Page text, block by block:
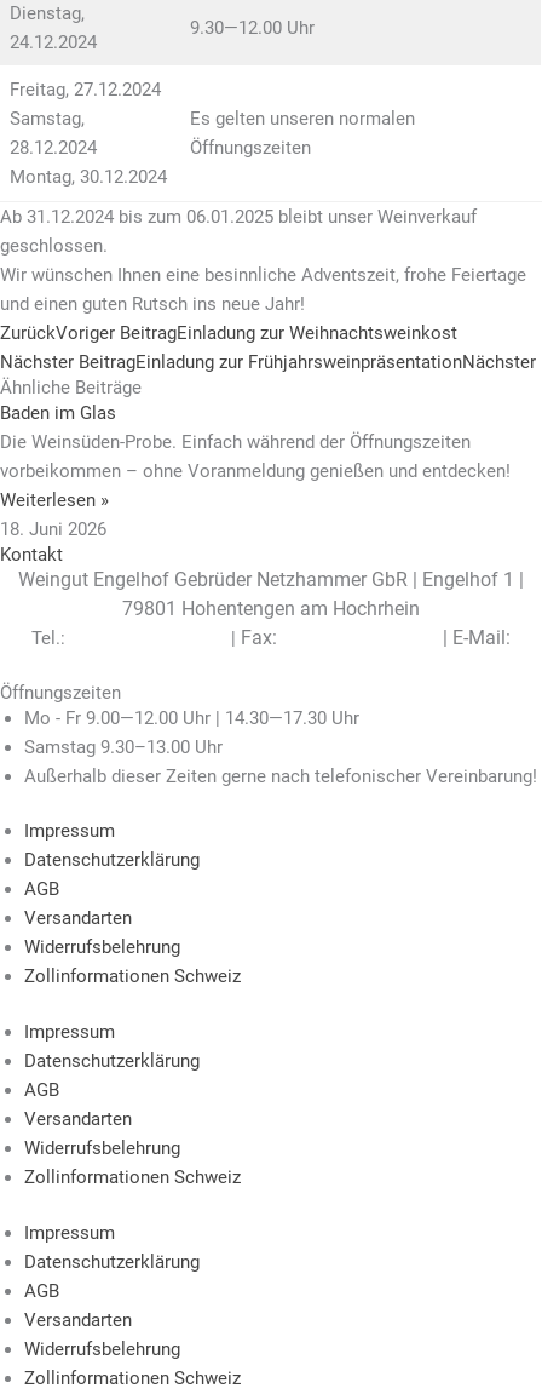
Dienstag,
24.12.2024
9.30—12.00 Uhr
Freitag, 27.12.2024
Samstag,
28.12.2024
Montag, 30.12.2024
Es gelten unseren normalen
Öffnungszeiten
Ab 31.12.2024 bis zum 06.01.2025 bleibt unser Weinverkauf
geschlossen.
Wir wünschen Ihnen eine besinnliche Adventszeit, frohe Feiertage
und einen guten Rutsch ins neue Jahr!
ZurückVoriger BeitragEinladung zur Weihnachtsweinkost
Nächster BeitragEinladung zur FrühjahrsweinpräsentationNächster
Ähnliche Beiträge
Baden im Glas
Die Weinsüden-Probe. Einfach während der Öffnungszeiten
vorbeikommen – ohne Voranmeldung genießen und entdecken!
Weiterlesen »
18. Juni 2026
Kontakt
Weingut Engelhof Gebrüder Netzhammer GbR | Engelhof 1 |
79801 Hohentengen am Hochrhein
Tel.:
| Fax: | E-Mail:
Öffnungszeiten
Mo - Fr 9.00—12.00 Uhr | 14.30—17.30 Uhr
Samstag 9.30–13.00 Uhr
Außerhalb dieser Zeiten gerne nach telefonischer Vereinbarung!
Impressum
Datenschutzerklärung
AGB
Versandarten
Widerrufsbelehrung
Zollinformationen Schweiz
Impressum
Datenschutzerklärung
AGB
Versandarten
Widerrufsbelehrung
Zollinformationen Schweiz
Impressum
Datenschutzerklärung
AGB
Versandarten
Widerrufsbelehrung
Zollinformationen Schweiz